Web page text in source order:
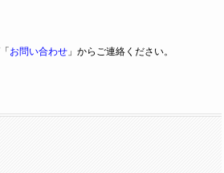
お問い合わせ 」からご連絡ください。